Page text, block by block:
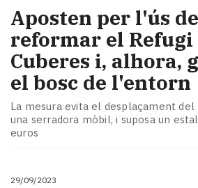
Aposten per l'ús
reformar el Refugi
Cuberes i, alhora,
el bosc de l'entorn
La mesura evita el desplaçament
una serradora mòbil, i suposa un
euros
29/09/2023